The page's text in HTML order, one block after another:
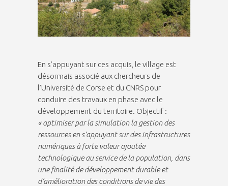
En s’appuyant sur ces acquis, le village est
désormais associé aux chercheurs de
l’Université de Corse et du CNRS pour
conduire des travaux en phase avec le
développement du territoire. Objectif :
« optimiser par la simulation la gestion des
ressources en s’appuyant sur des infrastructures
numériques à forte valeur ajoutée
technologique au service de la population, dans
une finalité de développement durable et
d’amélioration des conditions de vie des